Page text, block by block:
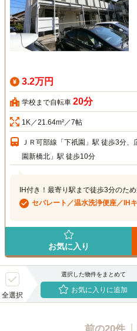
3.2万円
学校まで自転車 20分
1K／21.64m²／7帖
ＪＲ可部線「下祇園」駅 徒歩3分
園新橋北」駅 徒歩10分
IH付き！最寄り駅まで徒歩3分のた
セパレート／温水洗浄便座／IH
お気に入り
全選択
選択した物件をまとめて
お気に入りに追加